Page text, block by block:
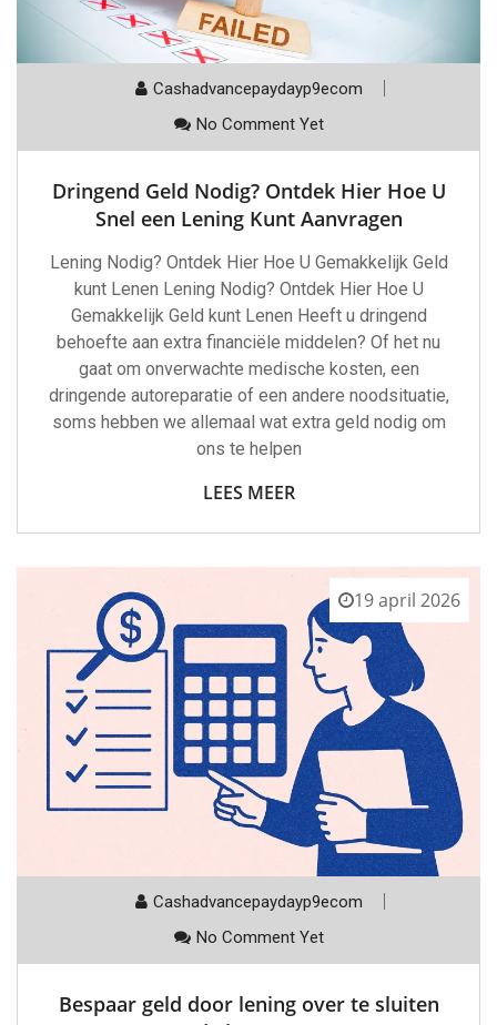
Cashadvancepaydayp9ecom
No Comment Yet
Dringend Geld Nodig? Ontdek Hier Hoe U
Snel een Lening Kunt Aanvragen
Lening Nodig? Ontdek Hier Hoe U Gemakkelijk Geld
kunt Lenen Lening Nodig? Ontdek Hier Hoe U
Gemakkelijk Geld kunt Lenen Heeft u dringend
behoefte aan extra financiële middelen? Of het nu
gaat om onverwachte medische kosten, een
dringende autoreparatie of een andere noodsituatie,
soms hebben we allemaal wat extra geld nodig om
ons te helpen
LEES MEER
19 april 2026
Cashadvancepaydayp9ecom
No Comment Yet
Bespaar geld door lening over te sluiten